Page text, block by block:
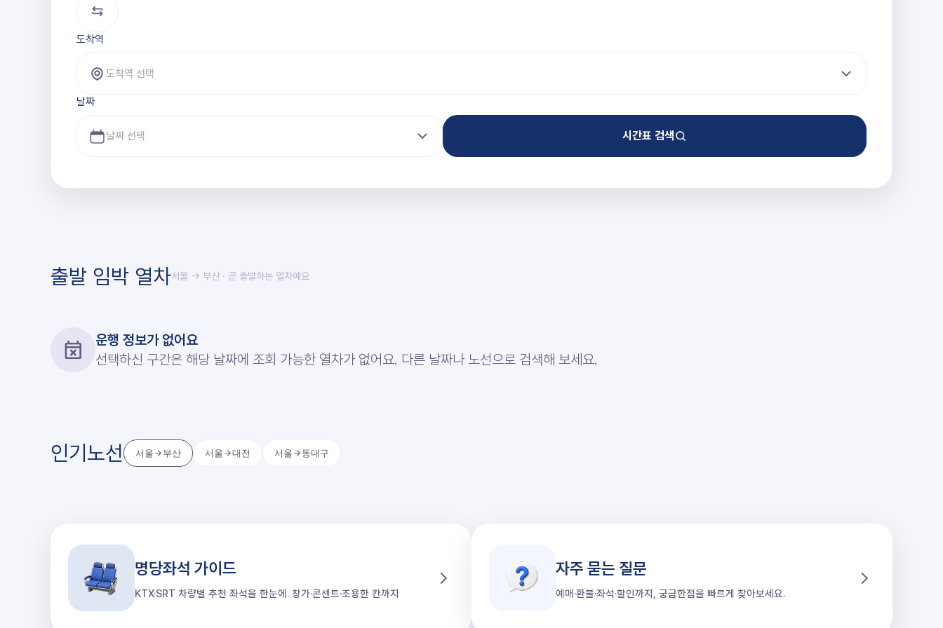
도착역
도착역 선택
날짜
시간표 검색
출발 임박 열차서울 → 부산· 곧 출발하는 열차예요
운행 정보가 없어요
선택하신 구간은 해당 날짜에 조회 가능한 열차가 없어요. 다른 날짜나 노선으로 검색해 보세요.
인기노선 서울 부산 서울 대전 서울 동대구
명당좌석 가이드
KTX·SRT 차량별 추천 좌석을 한눈에. 창가·콘센트·조용한 칸까지
자주 묻는 질문
예매·환불·좌석·할인까지, 궁금한점을 빠르게 찾아보세요.